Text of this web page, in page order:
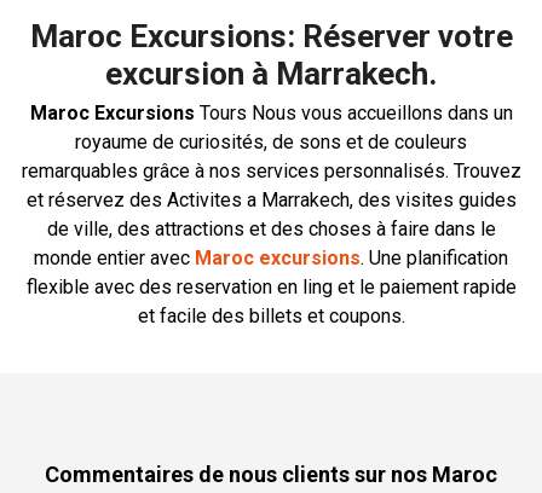
Maroc Excursions: Réserver votre
excursion à Marrakech.
Maroc Excursions Tours Nous vous accueillons dans un
royaume de curiosités, de sons et de couleurs
remarquables grâce à nos services personnalisés. Trouvez
et réservez des Activites a Marrakech, des visites guides
de ville, des attractions et des choses à faire dans le
monde entier avec Maroc excursions. Une planification
flexible avec des reservation en ling et le paiement rapide
et facile des billets et coupons.
Commentaires de nous clients sur nos Maroc